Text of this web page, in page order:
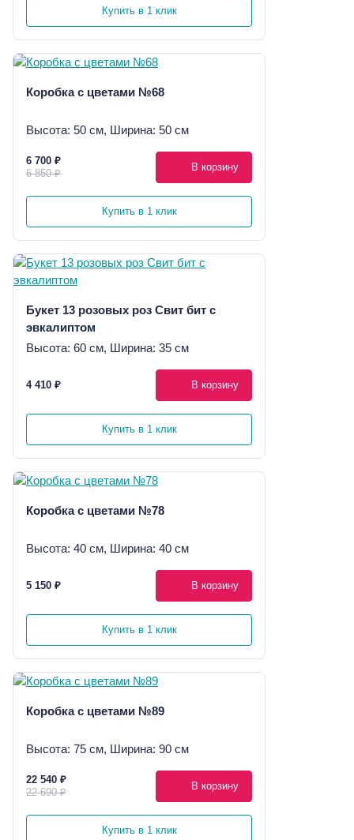
Купить в 1 клик
Коробка с цветами №68
Высота: 50 см, Ширина: 50 см
6 700 ₽
6 850 ₽
В корзину
Купить в 1 клик
Букет 13 розовых роз Свит бит с
эвкалиптом
Высота: 60 см, Ширина: 35 см
4 410 ₽ В корзину
Купить в 1 клик
Коробка с цветами №78
Высота: 40 см, Ширина: 40 см
5 150 ₽ В корзину
Купить в 1 клик
Коробка с цветами №89
Высота: 75 см, Ширина: 90 см
22 540 ₽
22 690 ₽
В корзину
Купить в 1 клик